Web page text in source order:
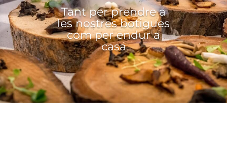
Tant per prendre a
les nostres botigues
com per endur a
casa